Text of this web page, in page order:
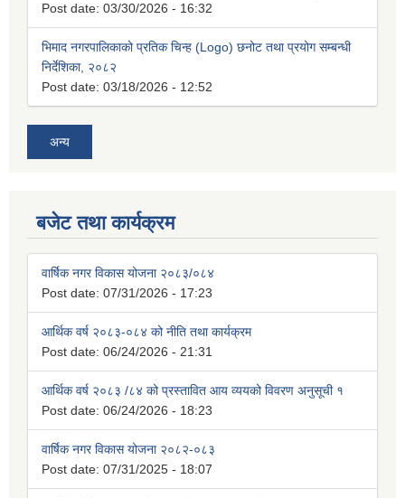
Post date: 03/30/2026 - 16:32
भिमाद नगरपालिकाको प्रतिक चिन्ह (Logo) छनोट तथा प्रयोग सम्बन्धी
निर्देशिका, २०८२
Post date: 03/18/2026 - 12:52
अन्य
बजेट तथा कार्यक्रम
वार्षिक नगर विकास योजना २०८३/०८४
Post date: 07/31/2026 - 17:23
आर्थिक वर्ष २०८३-०८४ को नीति तथा कार्यक्रम
Post date: 06/24/2026 - 21:31
आर्थिक वर्ष २०८३ /८४ को प्रस्तावित आय व्ययको विवरण अनुसूची १
Post date: 06/24/2026 - 18:23
वार्षिक नगर विकास योजना २०८२-०८३
Post date: 07/31/2025 - 18:07